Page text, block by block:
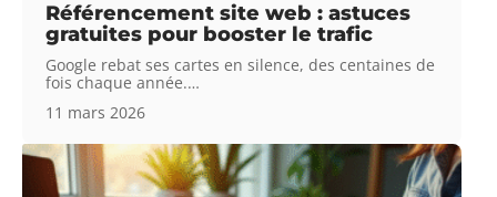
Référencement site web : astuces
gratuites pour booster le trafic
Google rebat ses cartes en silence, des centaines de
fois chaque année.…
11 mars 2026